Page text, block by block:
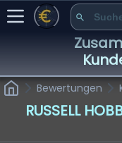
Bewertungen
RUSSELL